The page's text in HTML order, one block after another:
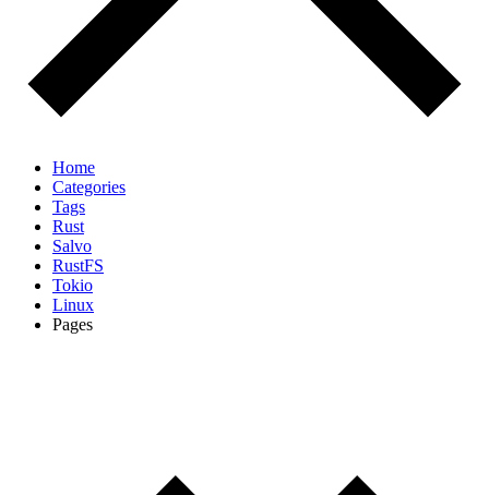
Home
Categories
Tags
Rust
Salvo
RustFS
Tokio
Linux
Pages